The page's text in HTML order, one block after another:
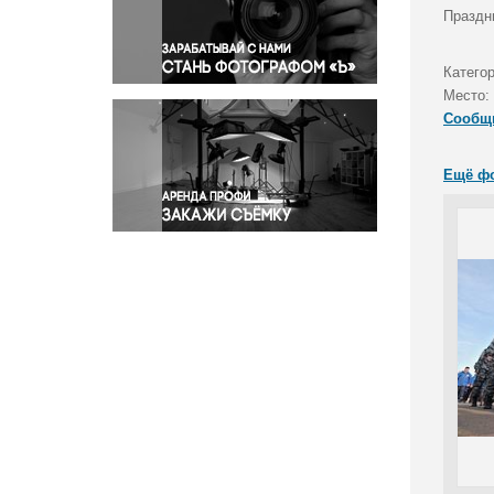
Правосудие
Происшествия и конфликты
Религия
Светская жизнь
Спорт
Экология
Экономика и бизнес
Место:
Ещё